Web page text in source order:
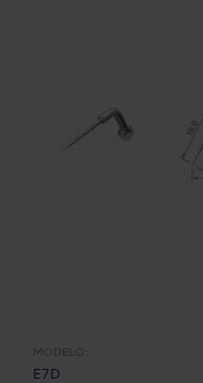
MODELO:
E7D